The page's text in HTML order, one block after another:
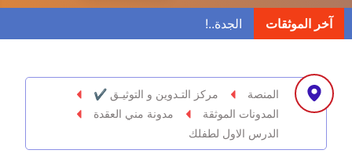
مدونة ابراهيم البراعم
عاملة
عاملة
مدونة احمد ابراهيم
آخر الموثقات
المنصة
مركز التـدوين و التوثيـق ✔
المدونات الموثقة
مدونة مني العقدة
الدرس الاول لطفلك